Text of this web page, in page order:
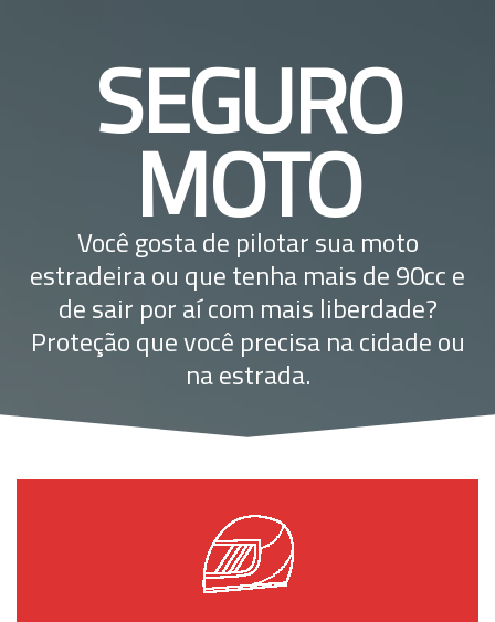
SEGURO
MOTO
Você gosta de pilotar sua moto
estradeira ou que tenha mais de 90cc e
de sair por aí com mais liberdade?
Proteção que você precisa na cidade ou
na estrada.